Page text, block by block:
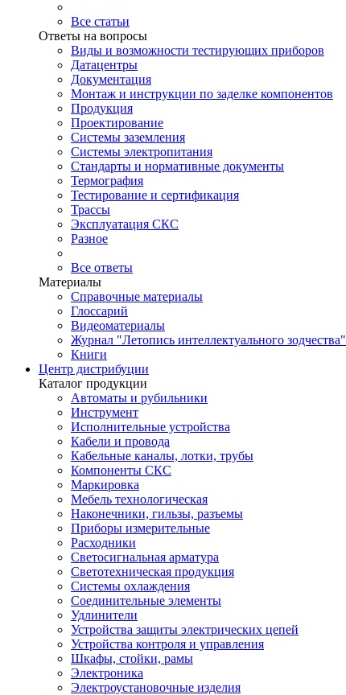
Все статьи
Ответы на вопросы
Виды и возможности тестирующих приборов
Датацентры
Документация
Монтаж и инструкции по заделке компонентов
Продукция
Проектирование
Системы заземления
Системы электропитания
Стандарты и нормативные документы
Термография
Тестирование и сертификация
Трассы
Эксплуатация СКС
Разное
Все ответы
Материалы
Справочные материалы
Глоссарий
Видеоматериалы
Журнал "Летопись интеллектуального зодчества"
Книги
Центр дистрибуции
Каталог продукции
Автоматы и рубильники
Инструмент
Исполнительные устройства
Кабели и провода
Кабельные каналы, лотки, трубы
Компоненты СКС
Маркировка
Мебель технологическая
Наконечники, гильзы, разъемы
Приборы измерительные
Расходники
Светосигнальная арматура
Светотехническая продукция
Системы охлаждения
Соединительные элементы
Удлинители
Устройства защиты электрических цепей
Устройства контроля и управления
Шкафы, стойки, рамы
Электроника
Электроустановочные изделия